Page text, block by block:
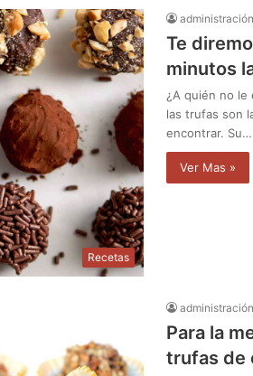
Recetas
administración
Te
minutos
¿A quién no le
las trufas son
encontrar. Su…
Ver Mas »
administración
Para la
trufas de